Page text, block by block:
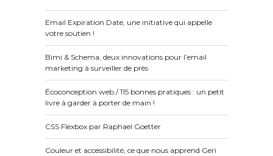
Email Expiration Date, une initiative qui appelle
votre soutien !
Bimi & Schema, deux innovations pour l’email
marketing à surveiller de près
Écoconception web / 115 bonnes pratiques : un petit
livre à garder à porter de main !
CSS Flexbox par Raphael Goetter
Couleur et accessibilité, ce que nous apprend Geri